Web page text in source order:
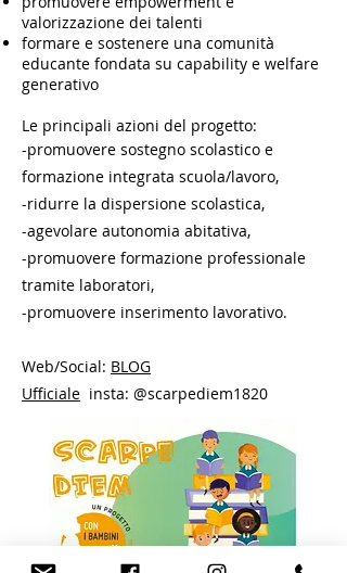
valorizzazione dei talenti
formare e sostenere una comunità
educante fondata su capability e welfare
generativo
Le principali azioni del progetto:
-promuovere sostegno scolastico e
formazione integrata scuola/lavoro,
-ridurre la dispersione scolastica,
-agevolare autonomia abitativa,
-promuovere formazione professionale
tramite laboratori,
-promuovere inserimento lavorativo.
Web/Social: BLOG
Ufficiale insta: @scarpediem1820